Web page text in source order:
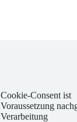
Cookie-Consent ist
Voraussetzung
Verarbeitung